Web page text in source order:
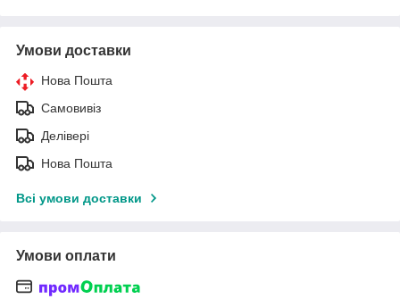
Умови доставки
Нова Пошта
Самовивіз
Делівері
Нова Пошта
Всі умови доставки
Умови оплати